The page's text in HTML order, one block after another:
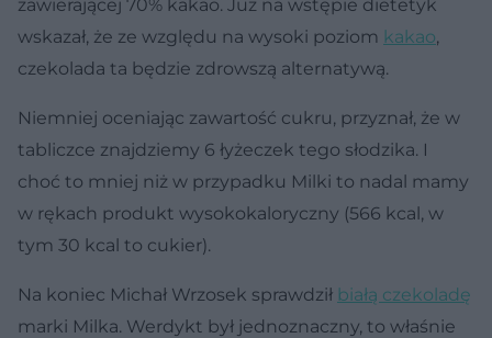
zawierającej 70% kakao. Już na wstępie dietetyk
wskazał, że ze względu na wysoki poziom kakao,
czekolada ta będzie zdrowszą alternatywą.
Niemniej oceniając zawartość cukru, przyznał, że w
tabliczce znajdziemy 6 łyżeczek tego słodzika. I
choć to mniej niż w przypadku Milki to nadal mamy
w rękach produkt wysokokaloryczny (566 kcal, w
tym 30 kcal to cukier).
Na koniec Michał Wrzosek sprawdził białą czekoladę
marki Milka. Werdykt był jednoznaczny, to właśnie